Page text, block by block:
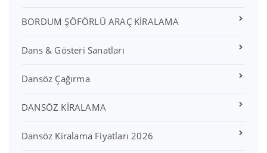
BORDUM ŞÖFÖRLÜ ARAÇ KİRALAMA
Dans & Gösteri Sanatları
Dansöz Çağırma
DANSÖZ KİRALAMA
Dansöz Kiralama Fiyatları 2026